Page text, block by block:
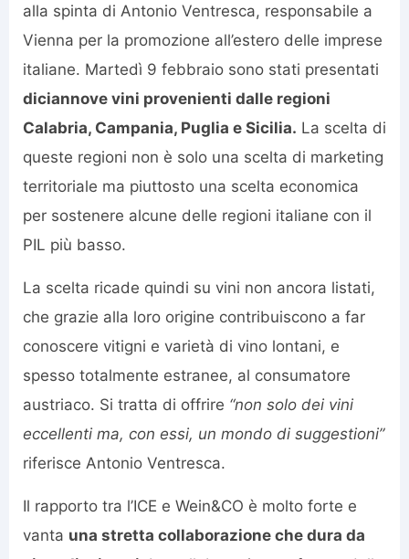
alla spinta di Antonio Ventresca, responsabile a
Vienna per la promozione all’estero delle imprese
italiane. Martedì 9 febbraio sono stati presentati
diciannove vini provenienti dalle regioni
Calabria, Campania, Puglia e Sicilia. La scelta di
queste regioni non è solo una scelta di marketing
territoriale ma piuttosto una scelta economica
per sostenere alcune delle regioni italiane con il
PIL più basso.
La scelta ricade quindi su vini non ancora listati,
che grazie alla loro origine contribuiscono a far
conoscere vitigni e varietà di vino lontani, e
spesso totalmente estranee, al consumatore
austriaco. Si tratta di offrire “non solo dei vini
eccellenti ma, con essi, un mondo di suggestioni”
riferisce Antonio Ventresca.
Il rapporto tra l’ICE e Wein&CO è molto forte e
vanta una stretta collaborazione che dura da